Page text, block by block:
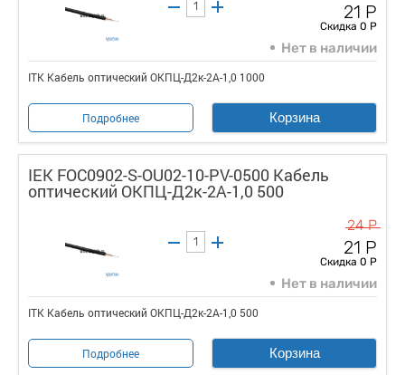
21 Р
Скидка 0 Р
Нет в наличии
ITK Кабель оптический ОКПЦ-Д2к-2А-1,0 1000
Подробнее Корзина
IEK FOC0902-S-OU02-10-PV-0500 Кабель
оптический ОКПЦ-Д2к-2А-1,0 500
24 Р
21 Р
Скидка 0 Р
Нет в наличии
ITK Кабель оптический ОКПЦ-Д2к-2А-1,0 500
Подробнее Корзина